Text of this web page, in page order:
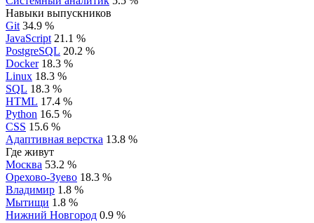
Навыки выпускников
Git 34.9 %
JavaScript 21.1 %
PostgreSQL 20.2 %
Docker 18.3 %
Linux 18.3 %
SQL 18.3 %
HTML 17.4 %
Python 16.5 %
CSS 15.6 %
Адаптивная верстка 13.8 %
Где живут
Москва 53.2 %
Орехово-Зуево 18.3 %
Владимир 1.8 %
Мытищи 1.8 %
Нижний Новгород 0.9 %